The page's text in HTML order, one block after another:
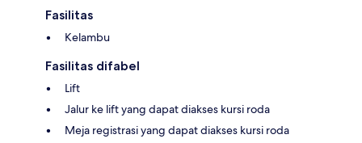
Fasilitas
Kelambu
Fasilitas difabel
Lift
Jalur ke lift yang dapat diakses kursi roda
Meja registrasi yang dapat diakses kursi roda